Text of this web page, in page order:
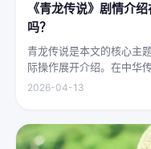
《青龙传说》剧情介
吗？
青龙传说是本文的核心主
际操作展开介绍。在中华
璨夺目的明珠，它与白虎
2026-04-13